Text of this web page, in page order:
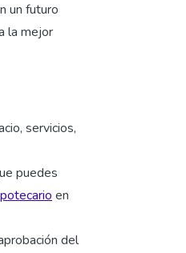
un futuro
la mejor
servicios,
puedes
en
del